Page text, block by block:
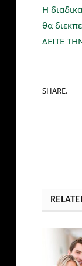
Η
θα
ΔΕΙΤΕ
SHARE.